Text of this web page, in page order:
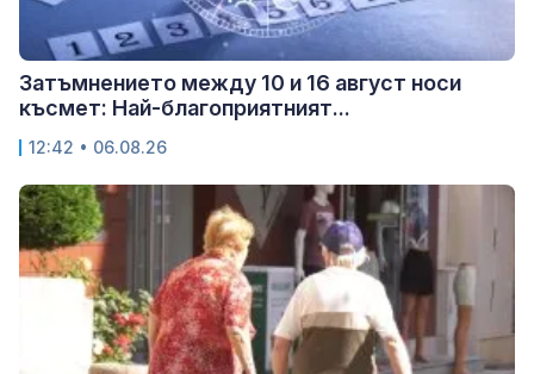
Затъмнението между 10 и 16 август носи
късмет: Най-благоприятният...
12:42 • 06.08.26